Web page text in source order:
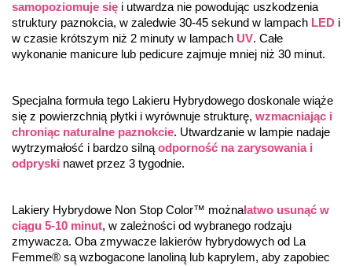
samopoziomuje się i utwardza nie powodując uszkodzenia
struktury paznokcia, w zaledwie 30-45 sekund w lampach LED i
w czasie krótszym niż 2 minuty w lampach UV. Całe
wykonanie manicure lub pedicure zajmuje mniej niż 30 minut.
Specjalna formuła tego Lakieru Hybrydowego doskonale wiąże
się z powierzchnią płytki i wyrównuje strukturę, wzmacniając i
chroniąc naturalne paznokcie. Utwardzanie w lampie nadaje
wytrzymałość i bardzo silną odporność na zarysowania i
odpryski nawet przez 3 tygodnie.
Lakiery Hybrydowe Non Stop Color™ możnałatwo usunąć w
ciągu 5-10 minut, w zależności od wybranego rodzaju
zmywacza. Oba zmywacze lakierów hybrydowych od La
Femme® są wzbogacone lanoliną lub kaprylem, aby zapobiec